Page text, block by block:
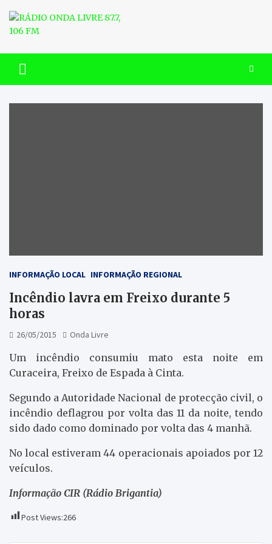
content
RÁDIO ONDA LIVRE 87.7, 106
FM
INFORMAÇÃO LOCAL INFORMAÇÃO REGIONAL
Incêndio lavra em Freixo durante 5
horas
26/05/2015 Onda Livre
Um incêndio consumiu mato esta noite em
Curaceira, Freixo de Espada à Cinta.
Segundo a Autoridade Nacional de protecção civil, o
incêndio deflagrou por volta das 11 da noite, tendo
sido dado como dominado por volta das 4 manhã.
No local estiveram 44 operacionais apoiados por 12
veículos.
Informação CIR (Rádio Brigantia)
Post Views:266